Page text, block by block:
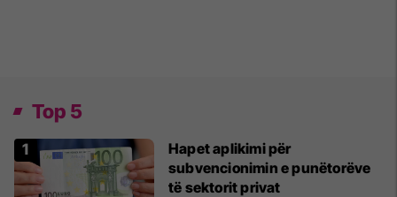
Top 5
Hapet aplikimi për
subvencionimin e punëtorëve
të sektorit privat